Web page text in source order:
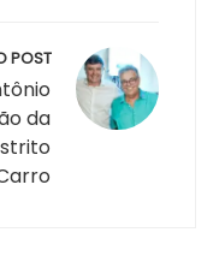
POST
da